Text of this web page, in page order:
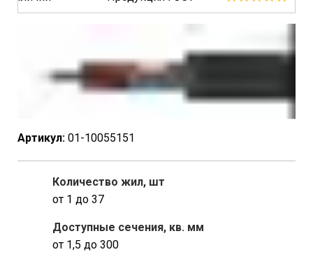
Артикул: 01-10055151
Количество жил, шт
от 1 до 37
Доступные сечения, кв. мм
от 1,5 до 300